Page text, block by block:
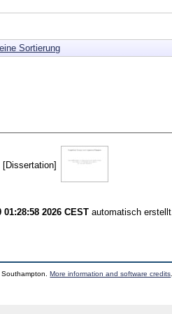
Sortierung
[Dissertation]
2026 CEST automatisch erstellt.
Southampton.More information and software credits